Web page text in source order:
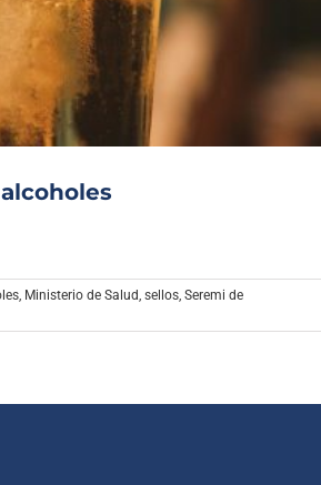
Archivo Sonoro
, Ministerio de Salud, sellos, Seremi de